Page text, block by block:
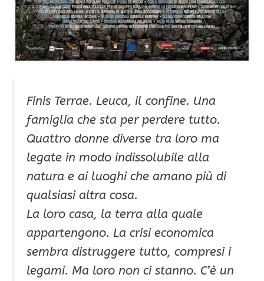
Finis Terrae. Leuca, il confine. Una
famiglia che sta per perdere tutto.
Quattro donne diverse tra loro ma
legate in modo indissolubile alla
natura e ai luoghi che amano più di
qualsiasi altra cosa.
La loro casa, la terra alla quale
appartengono. La crisi economica
sembra distruggere tutto, compresi i
legami. Ma loro non ci stanno. C’è un